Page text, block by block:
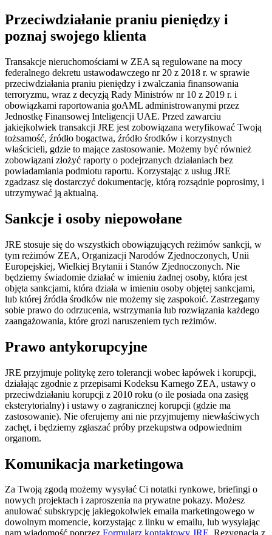
Przeciwdziałanie praniu pieniędzy i
poznaj swojego klienta
Transakcje nieruchomościami w ZEA są regulowane na mocy
federalnego dekretu ustawodawczego nr 20 z 2018 r. w sprawie
przeciwdziałania praniu pieniędzy i zwalczania finansowania
terroryzmu, wraz z decyzją Rady Ministrów nr 10 z 2019 r. i
obowiązkami raportowania goAML administrowanymi przez
Jednostkę Finansowej Inteligencji UAE. Przed zawarciu
jakiejkolwiek transakcji JRE jest zobowiązana weryfikować Twoją
tożsamość, źródło bogactwa, źródło środków i korzystnych
właścicieli, gdzie to mające zastosowanie. Możemy być również
zobowiązani złożyć raporty o podejrzanych działaniach bez
powiadamiania podmiotu raportu. Korzystając z usług JRE
zgadzasz się dostarczyć dokumentację, którą rozsądnie poprosimy, i
utrzymywać ją aktualną.
Sankcje i osoby niepowołane
JRE stosuje się do wszystkich obowiązujących reżimów sankcji, w
tym reżimów ZEA, Organizacji Narodów Zjednoczonych, Unii
Europejskiej, Wielkiej Brytanii i Stanów Zjednoczonych. Nie
będziemy świadomie działać w imieniu żadnej osoby, która jest
objęta sankcjami, która działa w imieniu osoby objętej sankcjami,
lub której źródła środków nie możemy się zaspokoić. Zastrzegamy
sobie prawo do odrzucenia, wstrzymania lub rozwiązania każdego
zaangażowania, które grozi naruszeniem tych reżimów.
Prawo antykorupcyjne
JRE przyjmuje politykę zero tolerancji wobec łapówek i korupcji,
działając zgodnie z przepisami Kodeksu Karnego ZEA, ustawy o
przeciwdziałaniu korupcji z 2010 roku (o ile posiada ona zasięg
eksterytorialny) i ustawy o zagranicznej korupcji (gdzie ma
zastosowanie). Nie oferujemy ani nie przyjmujemy niewłaściwych
zachęt, i będziemy zgłaszać próby przekupstwa odpowiednim
organom.
Komunikacja marketingowa
Za Twoją zgodą możemy wysyłać Ci notatki rynkowe, briefingi o
nowych projektach i zaproszenia na prywatne pokazy. Możesz
anulować subskrypcję jakiegokolwiek emaila marketingowego w
dowolnym momencie, korzystając z linku w emailu, lub wysyłając